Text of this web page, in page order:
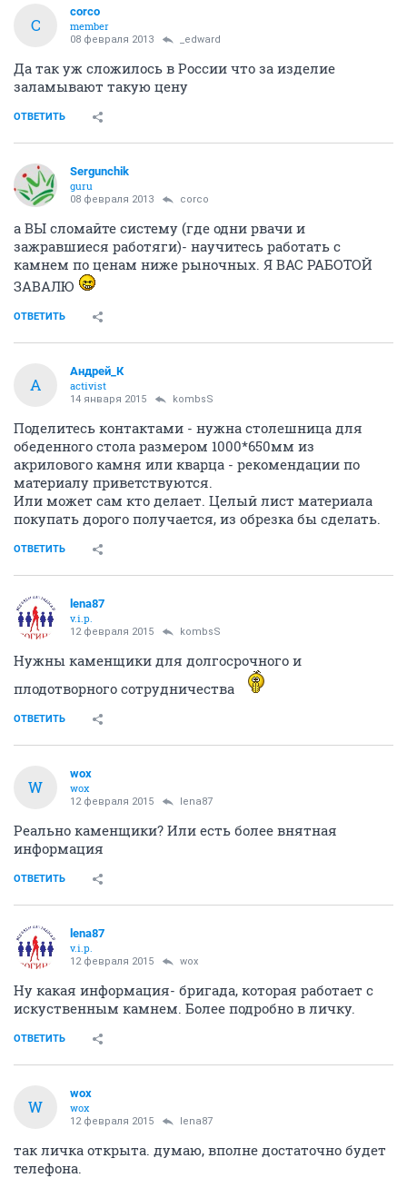
C
corco
member
08 февраля 2013 _edward
Да так уж сложилось в России что за изделие
заламывают такую цену
ОТВЕТИТЬ
Sergunchik
guru
08 февраля 2013 corco
а ВЫ сломайте систему (где одни рвачи и
зажравшиеся работяги)- научитесь работать с
камнем по ценам ниже рыночных. Я ВАС РАБОТОЙ
ЗАВАЛЮ
ОТВЕТИТЬ
А
Андрей_К
activist
14 января 2015 kombsS
Поделитесь контактами - нужна столешница для
обеденного стола размером 1000*650мм из
акрилового камня или кварца - рекомендации по
материалу приветствуются.
Или может сам кто делает. Целый лист материала
покупать дорого получается, из обрезка бы сделать.
ОТВЕТИТЬ
lena87
v.i.p.
12 февраля 2015 kombsS
Нужны каменщики для долгосрочного и
плодотворного сотрудничества
ОТВЕТИТЬ
W
wox
wox
12 февраля 2015 lena87
Реально каменщики? Или есть более внятная
информация
ОТВЕТИТЬ
lena87
v.i.p.
12 февраля 2015 wox
Ну какая информация- бригада, которая работает с
искуственным камнем. Более подробно в личку.
ОТВЕТИТЬ
W
wox
wox
12 февраля 2015 lena87
так личка открыта. думаю, вполне достаточно будет
телефона.